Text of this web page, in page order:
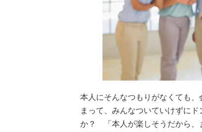
本人にそんなつもりがなくても
まって、みんなついていけずに
か？ 「本人が楽しそうだから、